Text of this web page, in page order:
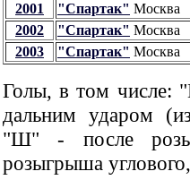
2001
"Спартак" Москва
2002
"Спартак" Москва
2003
"Спартак" Москва
Голы, в том числе:
дальним ударом
"Ш" - после
розыгрыша